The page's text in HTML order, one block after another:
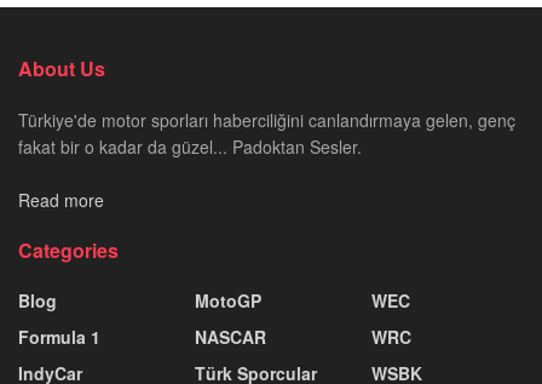
About Us
Türkiye'de motor sporları haberciliğini canlandırmaya gelen, genç
fakat bir o kadar da güzel... Padoktan Sesler.
Read more
Categories
Blog
Formula 1
IndyCar
MotoGP
NASCAR
Türk Sporcular
WEC
WRC
WSBK